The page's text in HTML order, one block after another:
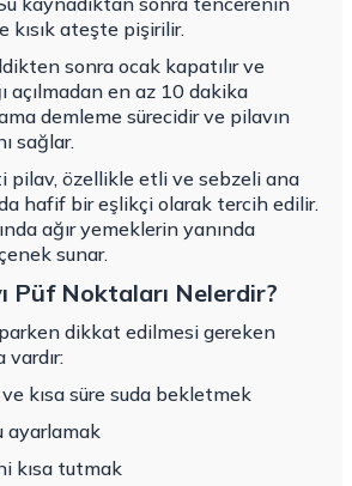
kısık ateşte pişirilir.
sonra ocak kapatılır ve
açılmadan en az 10 dakika
demleme sürecidir ve pilavın
sağlar.
pilav, özellikle etli ve sebzeli ana
hafif bir eşlikçi olarak tercih edilir.
ağır yemeklerin yanında
sunar.
Püf Noktaları Nelerdir?
dikkat edilmesi gereken
kısa süre suda bekletmek
ayarlamak
kısa tutmak